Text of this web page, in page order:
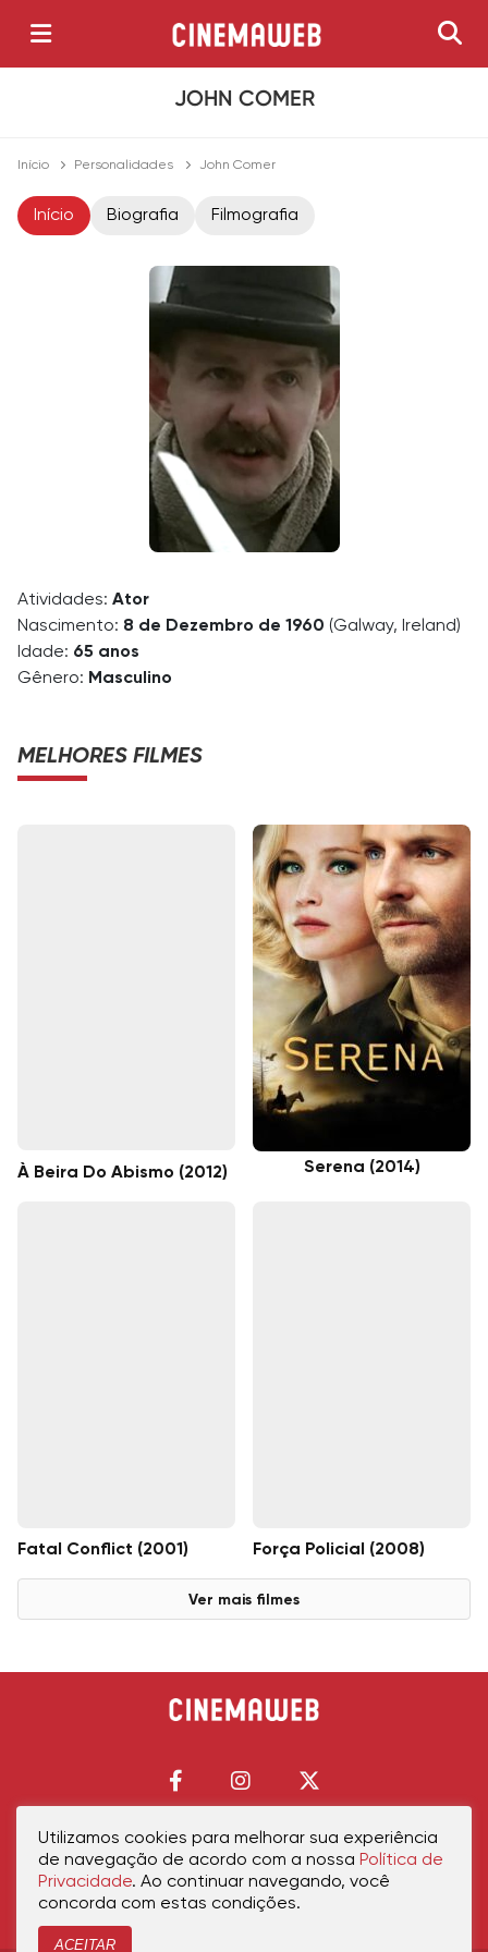
JOHN COMER
Início Personalidades John Comer
Início Biografia Filmografia
Atividades: Ator
Nascimento: 8 de Dezembro de 1960 (Galway, Ireland)
Idade: 65 anos
Gênero: Masculino
MELHORES FILMES
À Beira Do Abismo (2012) Serena (2014)
Fatal Conflict (2001) Força Policial (2008)
Ver mais filmes
Início Política de PrivacidadePolítica de CookiesContatoSobre Nós
Utilizamos cookies para melhorar sua experiência
de navegação de acordo com a nossa Política de
Privacidade. Ao continuar navegando, você
concorda com estas condições.
ACEITAR